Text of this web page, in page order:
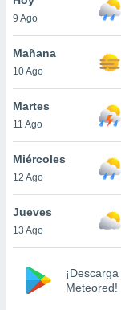
en
más
nuestra
de
9 Ago
Mañana
10 Ago
Martes
11 Ago
Miércoles
12 Ago
Jueves
13 Ago
¡Descarga
Meteored!